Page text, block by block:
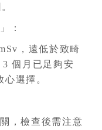
：
，遠低於致畸
個月已足夠安
選擇。
，檢查後需注意